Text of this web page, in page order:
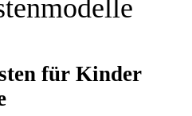
für Kinder